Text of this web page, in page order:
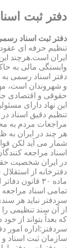
دفتر ثبت
دفتر ثبت اسناد
تنظیم حرفه ای عقود
ایران است.هرچند
وابستگی مالی به
دفتر اسناد رسمی
و شهروندان است،
حقوقی و اقتصادی
این نهاد دارای
تنظیم دقیق اسناد
مراجعات مردم به
هر چند در ایران به
شمار می آید لکن
اسناد مراجعه
در ایران شخصیت
دفترخانه از
ماده ۳۰
تمامی اسناد
سردفتر نباید هر
از آن سند تنظیمی
که بعداً بتواند از خود
سردفتر:اداره امور
سازمان ثبت اسناد